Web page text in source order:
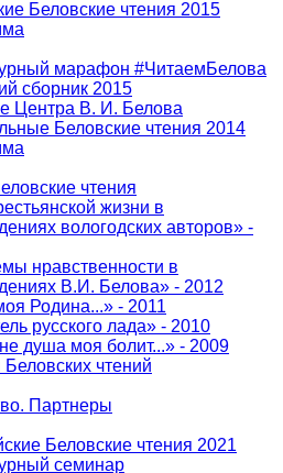
Беловские чтения 2015
марафон #ЧитаемБелова
сборник 2015
Центра В. И. Белова
Беловские чтения 2014
чтения
жизни в
вологодских авторов» -
нравственности в
В.И. Белова» - 2012
Родина...» - 2011
русского лада» - 2010
душа моя болит...» - 2009
чтений
Партнеры
Беловские чтения 2021
семинар